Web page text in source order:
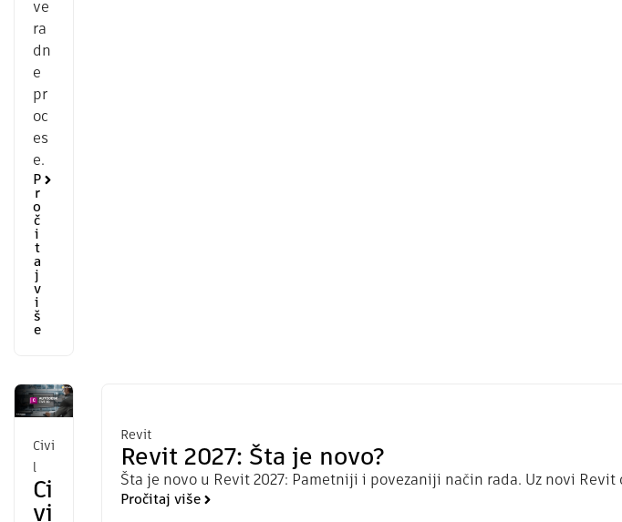
ve
ra
dn
e
pr
oc
es
e.
P
r
o
č
i
t
a
j
v
i
š
e
Civi
l
Ci
vi
Revit
Revit 2027: Šta je novo?
Šta je novo u Revit 2027: Pametniji i povezaniji način rada. Uz novi Revit
Pročitaj više